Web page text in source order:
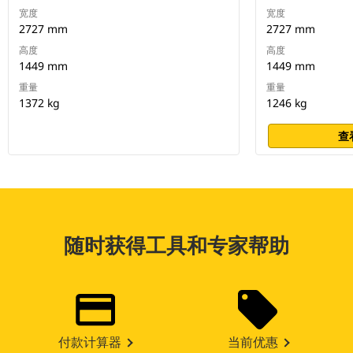
宽度
2727 mm
高度
1449 mm
重量
1372 kg
宽度
2727 mm
高度
1449 mm
重量
1246 kg
查
随时获得工具和专家帮助
付款计算器 当前优惠